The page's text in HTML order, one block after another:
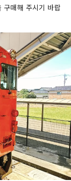
구매해 주시기 바랍